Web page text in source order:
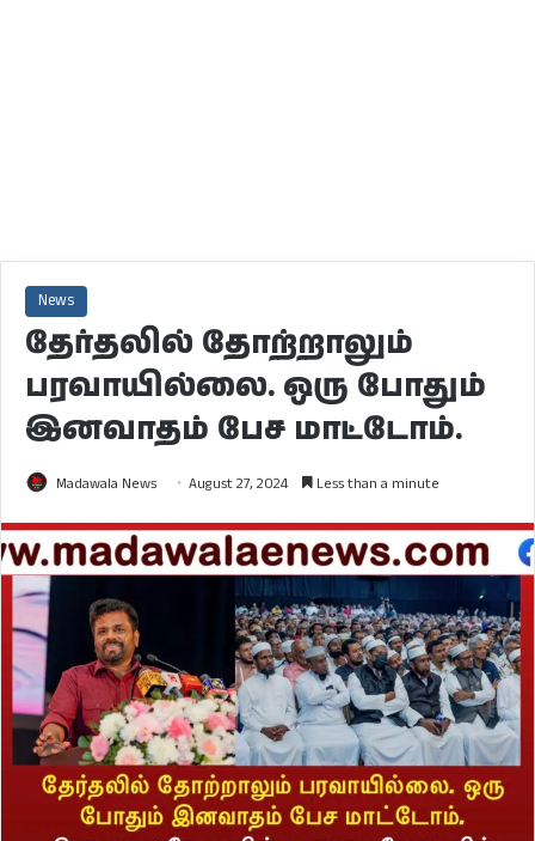
News
தேர்தலில் தோற்றாலும்
பரவாயில்லை. ஒரு போதும்
இனவாதம் பேச மாட்டோம்.
Madawala News August 27, 2024 Less than a minute